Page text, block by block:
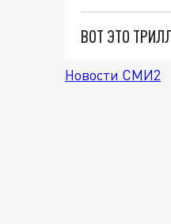
ВОТ ЭТО
Новости СМИ2